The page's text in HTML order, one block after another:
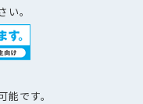
。
です。